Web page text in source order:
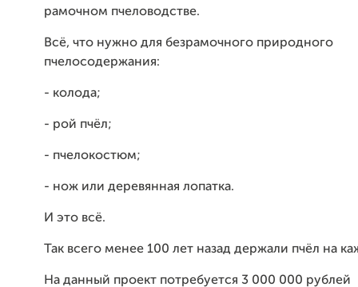
рамочном пчеловодстве.
Всё, что нужно для безрамочного природного
пчелосодержания:
- колода;
- рой пчёл;
- пчелокостюм;
- нож или деревянная лопатка.
И это всё.
Так всего менее 100 лет назад держали пчёл на
На данный проект потребуется 3 000 000 рублей